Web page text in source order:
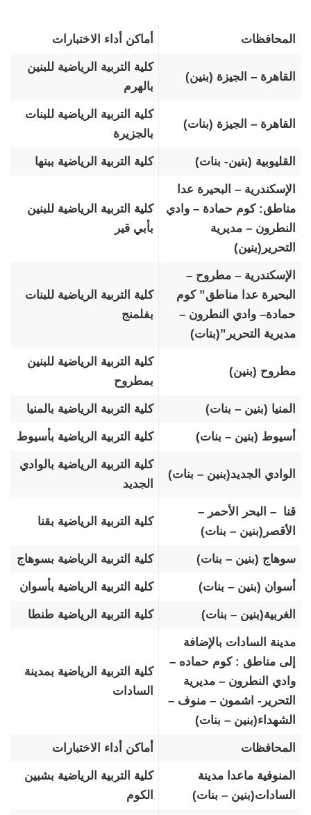
المحافظات أماكن أداء الاختبارات
القاهرة – الجيزة (بنين)
كلية التربية الرياضية للبنين
بالهرم
القاهرة – الجيزة (بنات)
كلية التربية الرياضية للبنات
بالجزيرة
القليوبية (بنين- بنات) كلية التربية الرياضية ببنها
الإسكندرية – البحيرة عدا
مناطق: كوم حمادة – وادي
النطرون – مديرية
التحرير(بنين)
كلية التربية الرياضية للبنين
بأبي قير
الإسكندرية – مطروح –
البحيرة عدا مناطق” كوم
حمادة– وادي النطرون –
مديرية التحرير”(بنات)
كلية التربية الرياضية للبنات
بفلمنج
مطروح (بنين)
كلية التربية الرياضية للبنين
بمطروح
المنيا (بنين – بنات) كلية التربية الرياضية بالمنيا
أسيوط (بنين – بنات) كلية التربية الرياضية بأسيوط
الوادي الجديد(بنين – بنات)
كلية التربية الرياضية بالوادي
الجديد
قنا – البحر الأحمر –
الأقصر(بنين – بنات)
كلية التربية الرياضية بقنا
سوهاج (بنين – بنات) كلية التربية الرياضية بسوهاج
أسوان (بنين – بنات) كلية التربية الرياضية بأسوان
الغربية(بنين – بنات) كلية التربية الرياضية طنطا
مدينة السادات بالإضافة
إلى مناطق : كوم حماده –
وادي النطرون – مديرية
التحرير- اشمون – منوف –
الشهداء(بنين – بنات)
كلية التربية الرياضية بمدينة
السادات
المحافظات أماكن أداء الاختبارات
المنوفية ماعدا مدينة
السادات(بنين – بنات)
كلية التربية الرياضية بشبين
الكوم